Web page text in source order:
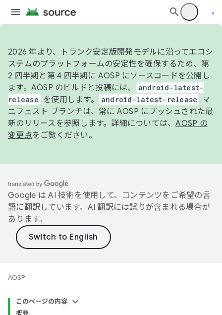
2026 年より、トランク安定版開発モデルに沿ってエコシ
ステムのプラットフォームの安定性を確保するため、第
2 四半期と第 4 四半期に AOSP にソースコードを公開し
ます。AOSP のビルドと投稿には、
android-latest-
release
を使用します。 android-latest-release
マ
ニフェスト ブランチは、常に AOSP にプッシュされた最
新のリリースを参照します。詳細については、AOSP の
変更点をご覧ください。
Google は AI 技術を使用して、コンテンツをご希望の言
語に翻訳しています。AI 翻訳には誤りが含まれる場合が
あります。
AOSP
このページの内容
概要